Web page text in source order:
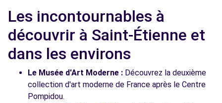
Les incontournables à
découvrir à Saint-Étienne et
dans les environs
Le Musée d'Art Moderne : Découvrez la deuxième
collection d'art moderne de France après le Centre
Pompidou.